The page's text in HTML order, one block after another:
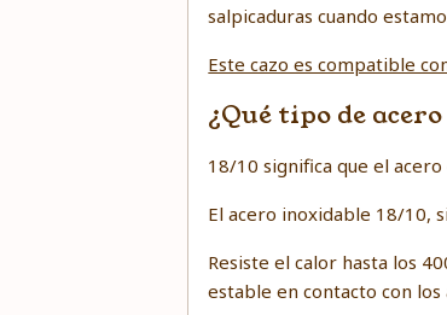
salpicaduras cuando
Este cazo es compatible
¿Qué tipo de
18/10 significa que el
El acero inoxidable 18/10,
Resiste el calor hasta los
estable en contacto con los